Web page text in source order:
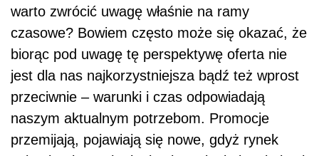
warto zwrócić uwagę właśnie na ramy
czasowe? Bowiem często może się okazać, że
biorąc pod uwagę tę perspektywę oferta nie
jest dla nas najkorzystniejsza bądź też wprost
przeciwnie – warunki i czas odpowiadają
naszym aktualnym potrzebom. Promocje
przemijają, pojawiają się nowe, gdyż rynek